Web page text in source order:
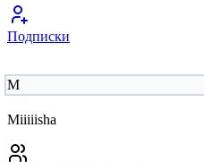
Подписки
M
Miiiiisha